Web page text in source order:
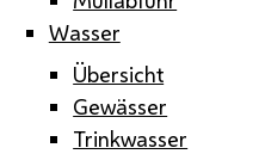
Wasser
Übersicht
Gewässer
Trinkwasser